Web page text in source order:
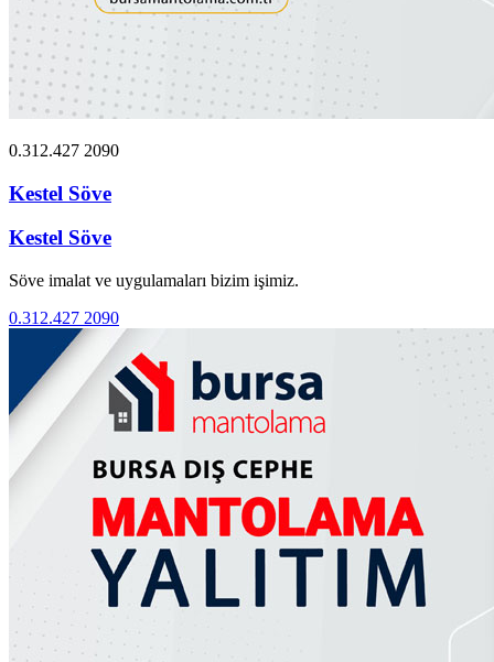
0.312.427 2090
Kestel Söve
Kestel Söve
Söve imalat ve uygulamaları bizim işimiz.
0.312.427 2090